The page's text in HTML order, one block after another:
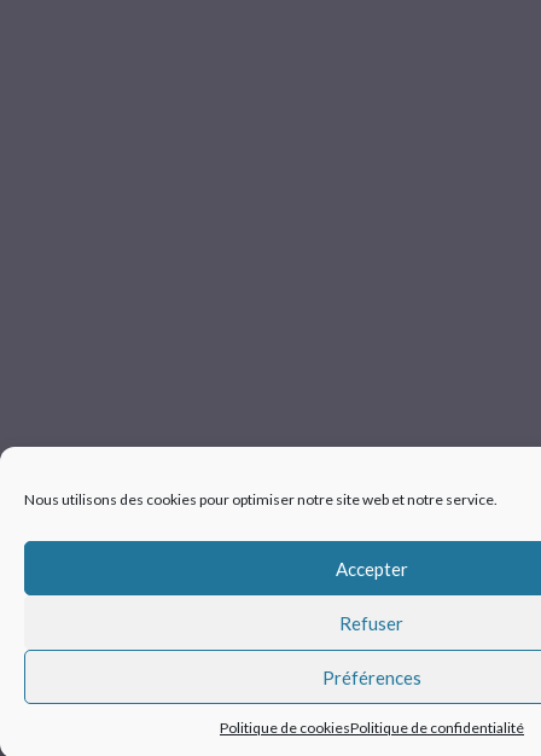
Nous utilisons des cookies pour optimiser notre site web et notre service.
Accepter
Refuser
Préférences
Politique de cookiesPolitique de confidentialité